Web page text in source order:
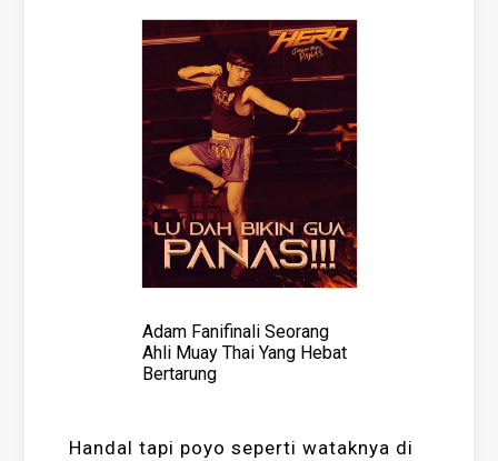
Adam Fanifinali Seorang
Ahli Muay Thai Yang Hebat
Bertarung
Handal tapi poyo seperti wataknya di